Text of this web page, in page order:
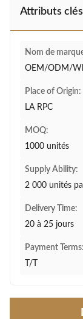
Attributs clés
Nom de
OEM/ODM/
Place of Origin:
LA RPC
MOQ:
1000 unités
Supply Ability:
2 000 unités
Delivery Time:
20 à 25 jours
Payment Terms:
T/T